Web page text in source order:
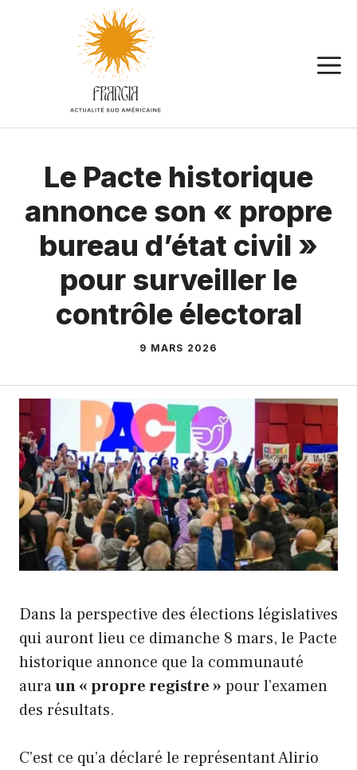
Le Pacte historique
annonce son « propre
bureau d’état civil »
pour surveiller le
contrôle électoral
9 MARS 2026
Dans la perspective des élections législatives
qui auront lieu ce dimanche 8 mars, le Pacte
historique annonce que la communauté
auraun « propre registre » pour l’examen
des résultats.
C’est ce qu’a déclaré le représentant Alirio